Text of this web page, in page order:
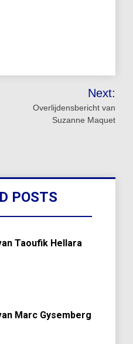
Next:
Overlijdensbericht van
Suzanne Maquet
POSTS
Taoufik Hellara
Marc Gysemberg